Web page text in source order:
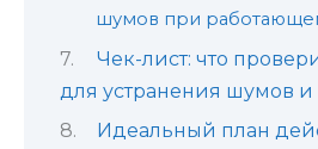
шумов при
Чек-лист: что
для устранения шумов
Идеальный план